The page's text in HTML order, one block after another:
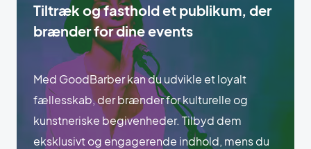
Tiltræk og fasthold et publikum, der
brænder for dine events
Med GoodBarber kan du udvikle et loyalt
fællesskab, der brænder for kulturelle og
kunstneriske begivenheder. Tilbyd dem
eksklusivt og engagerende indhold, mens du